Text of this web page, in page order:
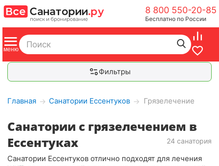
8 800 550-20-85
Бесплатно по России
Фильтры
Главная → Санатории Ессентуков → Грязелечение
Санатории с грязелечением в
Ессентуках
24 санатория
Санатории Ессентуков отлично подходят для лечения